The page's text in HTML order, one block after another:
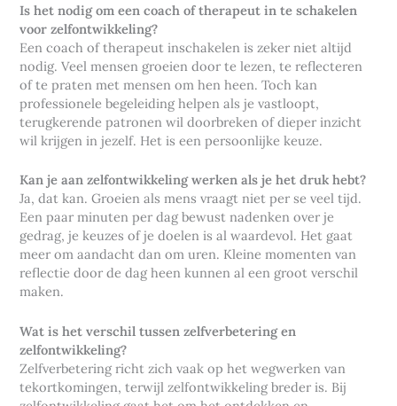
Is het nodig om een coach of therapeut in te schakelen
voor zelfontwikkeling?
Een coach of therapeut inschakelen is zeker niet altijd
nodig. Veel mensen groeien door te lezen, te reflecteren
of te praten met mensen om hen heen. Toch kan
professionele begeleiding helpen als je vastloopt,
terugkerende patronen wil doorbreken of dieper inzicht
wil krijgen in jezelf. Het is een persoonlijke keuze.
Kan je aan zelfontwikkeling werken als je het druk hebt?
Ja, dat kan. Groeien als mens vraagt niet per se veel tijd.
Een paar minuten per dag bewust nadenken over je
gedrag, je keuzes of je doelen is al waardevol. Het gaat
meer om aandacht dan om uren. Kleine momenten van
reflectie door de dag heen kunnen al een groot verschil
maken.
Wat is het verschil tussen zelfverbetering en
zelfontwikkeling?
Zelfverbetering richt zich vaak op het wegwerken van
tekortkomingen, terwijl zelfontwikkeling breder is. Bij